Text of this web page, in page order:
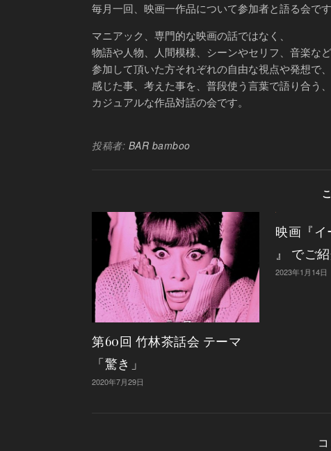
毎月一回、映画一作品について参加者と語る会です
マニアック、専門的な映画の話ではなく、
物語や人物、人間模様、シーンやセリフ、音楽など
参加して頂いた方それぞれの自由な視点や発想で、
感じた事、考えた事を、普段使う言葉で語り合う、
カジュアルな作品対話の会です。
投稿者: BAR bamboo
第60回 竹林茶話会 テーマ
「驚き」
2020年7月29日
映画『イ
』 でご
2023年1月14日